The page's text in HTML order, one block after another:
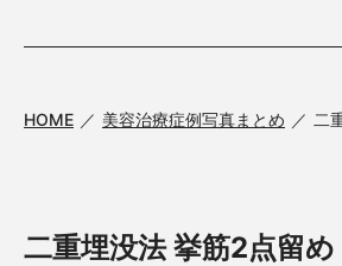
HOME 美容治療症例写真まとめ 二
二重埋没法 挙筋2点留